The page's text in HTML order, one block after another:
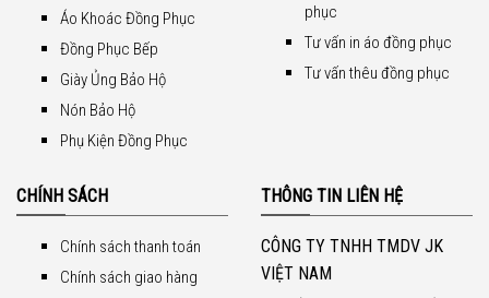
Áo Khoác Đồng Phục
Đồng Phục Bếp
Giày Ủng Bảo Hộ
Nón Bảo Hộ
Phụ Kiện Đồng Phục
phục
Tư vấn in áo đồng phục
Tư vấn thêu đồng phục
CHÍNH SÁCH
Chính sách thanh toán
Chính sách giao hàng
THÔNG TIN LIÊN HỆ
CÔNG TY TNHH TMDV JK
VIỆT NAM